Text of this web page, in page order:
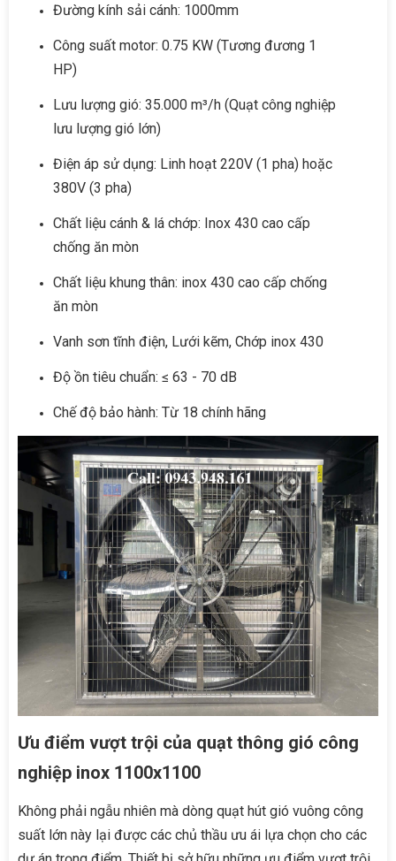
Đường kính sải cánh: 1000mm
Công suất motor: 0.75 KW (Tương đương 1
HP)
Lưu lượng gió: 35.000 m³/h (Quạt công nghiệp
lưu lượng gió lớn)
Điện áp sử dụng: Linh hoạt 220V (1 pha) hoặc
380V (3 pha)
Chất liệu cánh & lá chớp: Inox 430 cao cấp
chống ăn mòn
Chất liệu khung thân: inox 430 cao cấp chống
ăn mòn
Vanh sơn tĩnh điện, Lưới kẽm, Chớp inox 430
Độ ồn tiêu chuẩn: ≤ 63 - 70 dB
Chế độ bảo hành: Từ 18 chính hãng
Ưu điểm vượt trội của quạt thông gió công
nghiệp inox 1100x1100
Không phải ngẫu nhiên mà dòng quạt hút gió vuông công
suất lớn này lại được các chủ thầu ưu ái lựa chọn cho các